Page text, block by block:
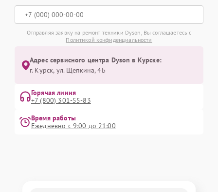
Отправляя заявку на ремонт техники Dyson, Вы соглашаетесь с
Политикой конфиденциальности
Адрес сервисного центра Dyson в Курске:
г. Курск, ул. Щепкина, 4Б
Горячая линия
+7 (800) 301-55-83
Время работы
Ежедневно с 9:00 до 21:00